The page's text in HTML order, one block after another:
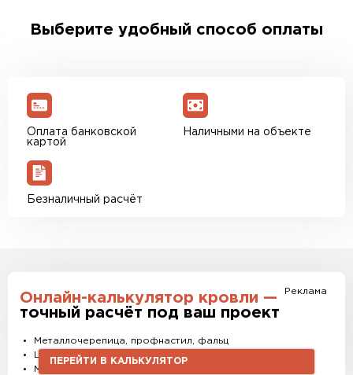
менеджер для уточнения деталей и расчета
доставки. Также вы можете ознакомиться с
Выберите удобный способ оплаты
Оплата банковской
картой
Наличными на объекте
Безналичный расчёт
Реклама
Онлайн-калькулятор кровли —
точный расчёт под ваш проект
Металлочерепица, профнастил, фальц
Штакетник, водостоки и софиты
Материалы и комплектующие
ПЕРЕЙТИ В КАЛЬКУЛЯТОР